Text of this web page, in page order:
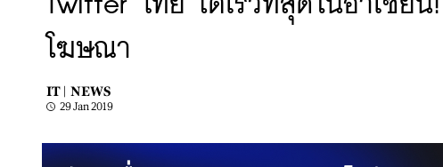
Twitter ไทย โตเร็วที่สุดในอาเซี
โฆษณา
IT | NEWS
29 Jan 2019